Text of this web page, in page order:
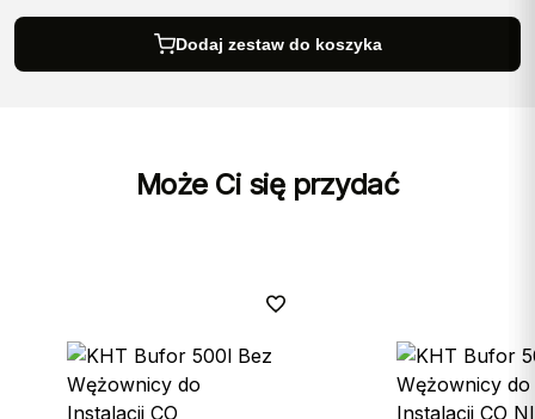
Dodaj zestaw do koszyka
Może Ci się przydać